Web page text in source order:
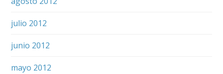
julio 2012
junio 2012
mayo 2012